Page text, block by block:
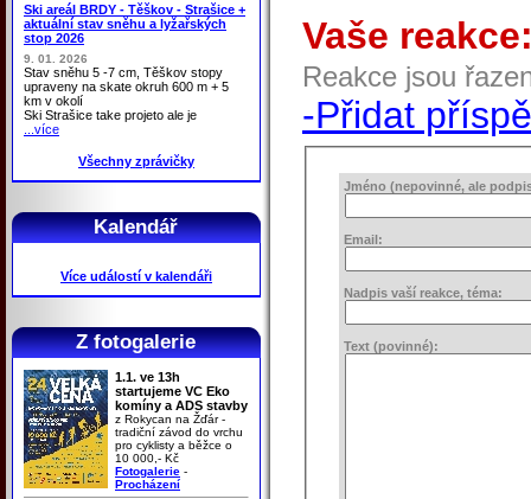
Ski areál BRDY - Těškov - Strašice +
aktuální stav sněhu a lyžařských
stop 2026
9. 01. 2026
Stav sněhu 5 -7 cm, Těškov stopy
upraveny na skate okruh 600 m + 5
km v okolí
Ski Strašice take projeto ale je
...více
Všechny zprávičky
Kalendář
Více událostí v kalendáři
Z fotogalerie
1.1. ve 13h
startujeme VC Eko
komíny a ADS stavby
z Rokycan na Žďár -
tradiční závod do vrchu
pro cyklisty a běžce o
10 000,- Kč
Fotogalerie -
Procházení
Vaše
Reakce jsou
-Přidat
Jméno (nepovinné, ale
Email:
Nadpis vaší reakce, téma:
Text (povinné):